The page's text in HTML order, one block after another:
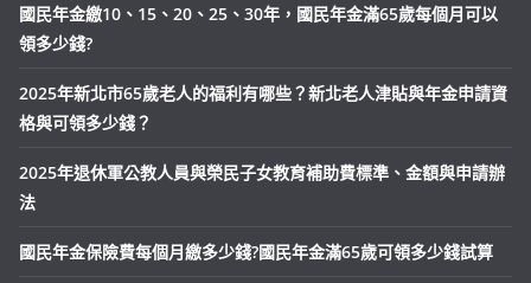
國民年金繳10、15、20、25、30年，國民年金滿65歲每個月可以
領多少錢?
2025年新北市65歲老人的福利有哪些？新北老人津貼與年金申請資
格與可領多少錢？
2025年退休軍公教人員與榮民子女教育補助費標準、金額與申請辦
法
國民年金保險費每個月繳多少錢?國民年金滿65歲可領多少錢試算